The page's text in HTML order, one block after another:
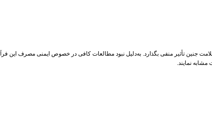
جنین تأثیر منفی بگذارد. به‌دلیل نبود مطالعات کافی در خصوص ایمنی مصرف این
نمایند.